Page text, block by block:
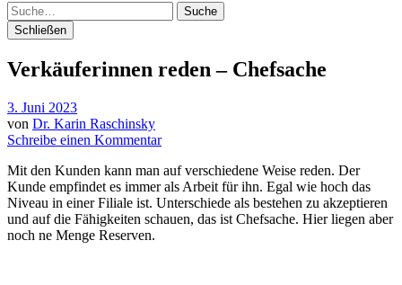
Suche
Schließen
Verkäuferinnen reden – Chefsache
3. Juni 2023
von Dr. Karin Raschinsky
Schreibe einen Kommentar
Mit den Kunden kann man auf verschiedene Weise reden. Der
Kunde empfindet es immer als Arbeit für ihn. Egal wie hoch das
Niveau in einer Filiale ist. Unterschiede als bestehen zu akzeptieren
und auf die Fähigkeiten schauen, das ist Chefsache. Hier liegen aber
noch ne Menge Reserven.